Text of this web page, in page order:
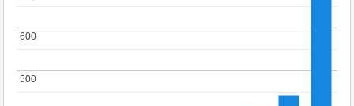
500
500
600
600